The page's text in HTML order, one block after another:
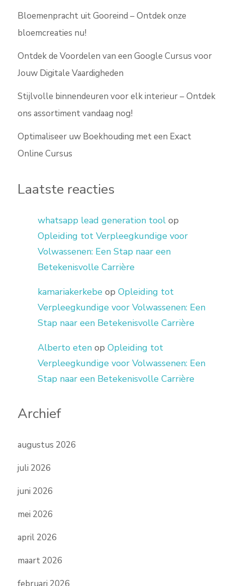
Bloemenpracht uit Gooreind – Ontdek onze
bloemcreaties nu!
Ontdek de Voordelen van een Google Cursus voor
Jouw Digitale Vaardigheden
Stijlvolle binnendeuren voor elk interieur – Ontdek
ons assortiment vandaag nog!
Optimaliseer uw Boekhouding met een Exact
Online Cursus
Laatste reacties
whatsapp lead generation tool op
Opleiding tot Verpleegkundige voor
Volwassenen: Een Stap naar een
Betekenisvolle Carrière
kamariakerkebe op Opleiding tot
Verpleegkundige voor Volwassenen: Een
Stap naar een Betekenisvolle Carrière
Alberto eten op Opleiding tot
Verpleegkundige voor Volwassenen: Een
Stap naar een Betekenisvolle Carrière
Archief
augustus 2026
juli 2026
juni 2026
mei 2026
april 2026
maart 2026